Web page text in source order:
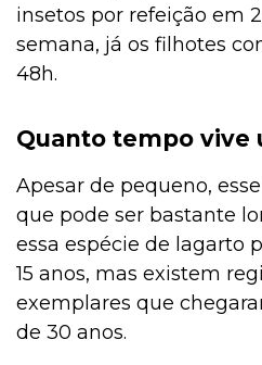
insetos por refeição em
semana, já os filhotes
48h.
Quanto tempo vive
Apesar de pequeno,
que pode ser bastante
essa espécie de lagarto
15 anos, mas existem
exemplares que
de 30 anos.